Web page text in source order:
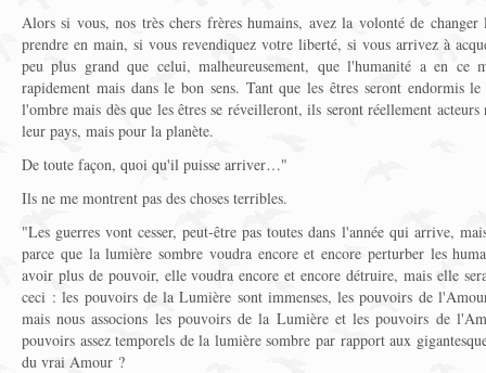
Alors si vous, nos très chers frères humains, avez la volonté de changer
prendre en main, si vous revendiquez votre liberté, si vous arrivez à
peu plus grand que celui, malheureusement, que l'humanité a en ce
rapidement mais dans le bon sens. Tant que les êtres seront endormis
l'ombre mais dès que les êtres se réveilleront, ils seront réellement
leur pays, mais pour la planète.
De toute façon, quoi qu'il puisse arriver…"
Ils ne me montrent pas des choses terribles.
"Les guerres vont cesser, peut-être pas toutes dans l'année qui arrive,
parce que la lumière sombre voudra encore et encore perturber les
avoir plus de pouvoir, elle voudra encore et encore détruire, mais elle
ceci : les pouvoirs de la Lumière sont immenses, les pouvoirs de
mais nous associons les pouvoirs de la Lumière et les pouvoirs de
pouvoirs assez temporels de la lumière sombre par rapport aux
du vrai Amour ?